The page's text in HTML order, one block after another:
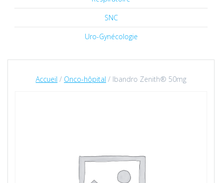
SNC
Uro-Gynécologie
Accueil / Onco-hôpital / Ibandro Zenith® 50mg